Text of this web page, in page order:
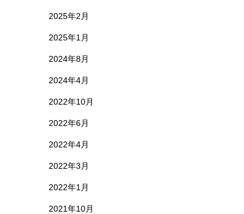
2025年2月
2025年1月
2024年8月
2024年4月
2022年10月
2022年6月
2022年4月
2022年3月
2022年1月
2021年10月